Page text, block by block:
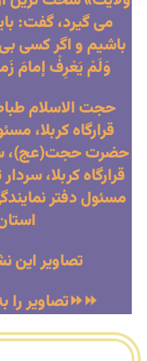
می گیرد، گفت:
باشیم و اگر کسی
وَلَمْ يَعْرِفْ إمامَ
حجت الاسلام
قرارگاه کربلا،
حضرت حجت(عج)،
قرارگاه کربلا،
تصاویر این
⏩⏩تصاویر